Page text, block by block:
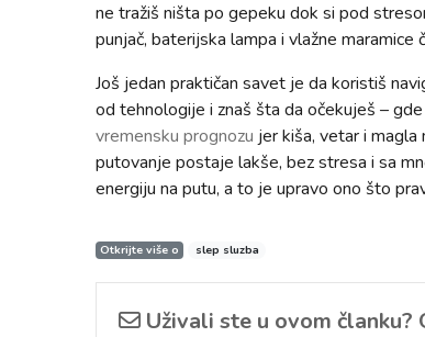
ne tražiš ništa po gepeku dok si pod
punjač, baterijska lampa i vlažne
Još jedan praktičan savet je da koristiš
od tehnologije i znaš šta da očekuješ –
vremensku prognozu jer kiša, vetar i
putovanje postaje lakše, bez stresa i sa
energiju na putu, a to je upravo ono što
Otkrijte više o slep sluzba
Uživali ste u ovom